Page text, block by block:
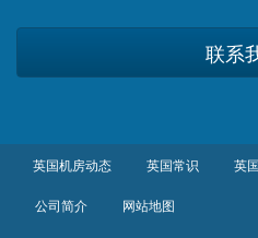
联系
英国机房动态 英国常识 英
公司简介 网站地图